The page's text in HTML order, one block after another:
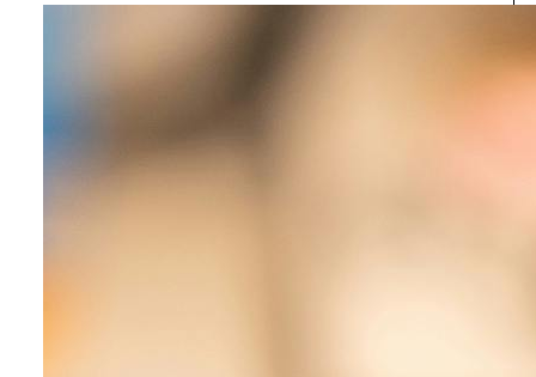
proporciona herramientas de altísima
cierre de tus ventas instalando nuestra